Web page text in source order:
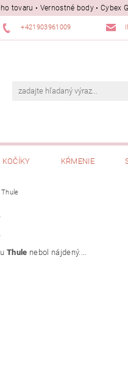
tovaru • Vernostné body • Cybex
+421903961009
KOČÍKY KŔMENIE
Thule
Thule nebol nájdený....